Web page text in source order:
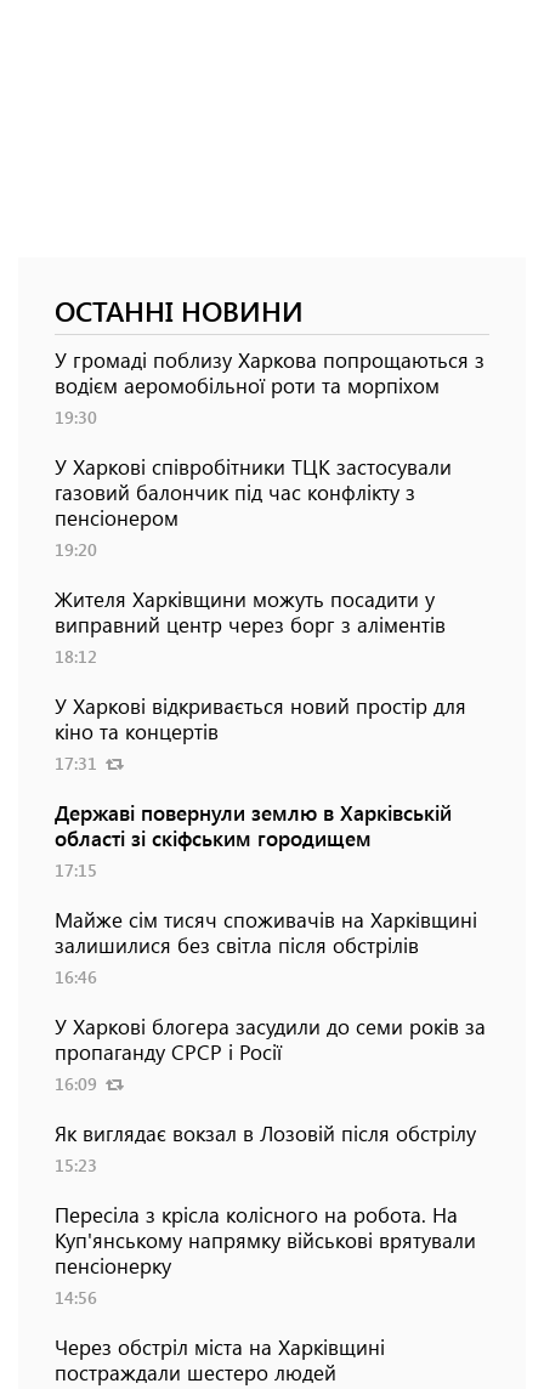
ОСТАННІ НОВИНИ
У громаді поблизу Харкова попрощаються з
водієм аеромобільної роти та морпіхом
19:30
У Харкові співробітники ТЦК застосували
газовий балончик під час конфлікту з
пенсіонером
19:20
Жителя Харківщини можуть посадити у
виправний центр через борг з аліментів
18:12
У Харкові відкривається новий простір для
кіно та концертів
17:31
Державі повернули землю в Харківській
області зі скіфським городищем
17:15
Майже сім тисяч споживачів на Харківщині
залишилися без світла після обстрілів
16:46
У Харкові блогера засудили до семи років за
пропаганду СРСР і Росії
16:09
Як виглядає вокзал в Лозовій після обстрілу
15:23
Пересіла з крісла колісного на робота. На
Куп'янському напрямку військові врятували
пенсіонерку
14:56
Через обстріл міста на Харківщині
постраждали шестеро людей